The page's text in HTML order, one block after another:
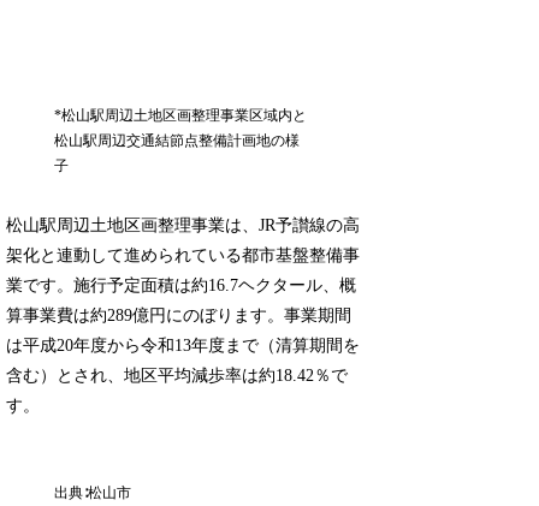
*松山駅周辺土地区画整理事業区域内と
松山駅周辺交通結節点整備計画地の様
子
松山駅周辺土地区画整理事業は、JR予讃線の高
架化と連動して進められている都市基盤整備事
業です。施行予定面積は約16.7ヘクタール、概
算事業費は約289億円にのぼります。事業期間
は平成20年度から令和13年度まで（清算期間を
含む）とされ、地区平均減歩率は約18.42％で
す。
出典∶松山市